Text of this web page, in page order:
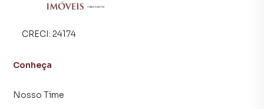
Negocie seu imóvel de forma totalmente online, com
consegue comprar ou alugar um imóvel em Arroio do Meio
fazer tudo online, direto do seu computador ou
smartphone. Nós criamos soluções inovadoras para
compradores com o mercado imobiliário.
CRECI: 24174
Conheça
Nosso Time